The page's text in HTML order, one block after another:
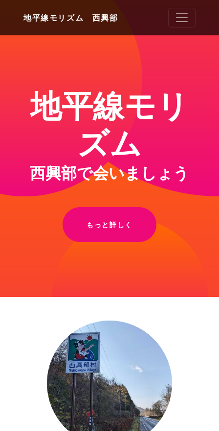
地平線モリズム 西興部
地平線モリ
ズム
西興部で会いましょう
もっと詳しく